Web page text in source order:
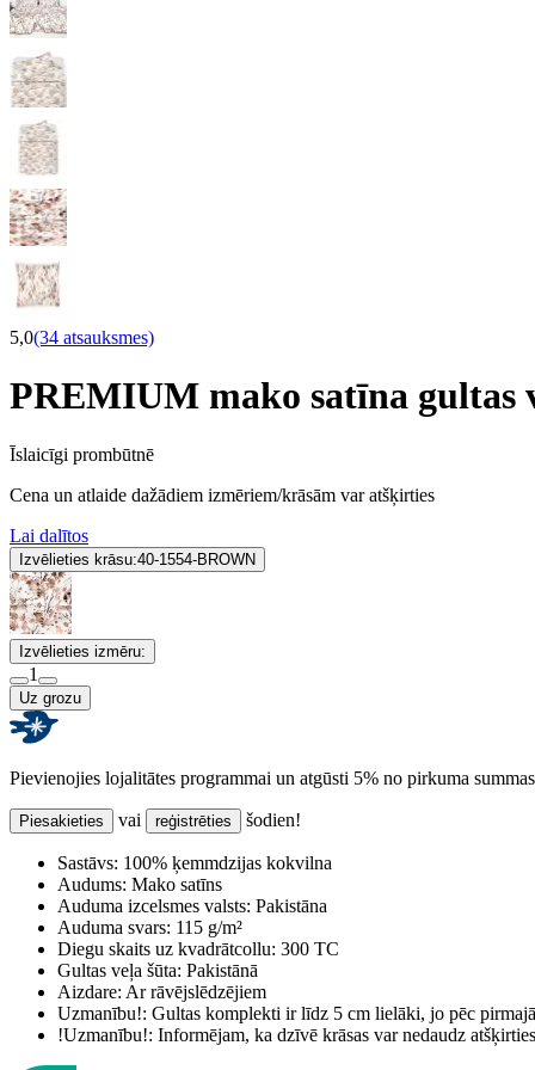
5,0(34 atsauksmes)
PREMIUM mako satīna gultas
Īslaicīgi prombūtnē
Cena un atlaide dažādiem izmēriem/krāsām var atšķirties
Lai dalītos
Izvēlieties krāsu:40-1554-BROWN
Izvēlieties izmēru:
1
Uz grozu
Pievienojies lojalitātes programmai un atgūsti 5% no pirkuma
Piesakieties vai reģistrēties šodien!
Sastāvs: 100% ķemmdzijas kokvilna
Audums: Mako satīns
Auduma izcelsmes valsts: Pakistāna
Auduma svars: 115 g/m²
Diegu skaits uz kvadrātcollu: 300 TC
Gultas veļa šūta: Pakistānā
Aizdare: Ar rāvējslēdzējiem
Uzmanību!: Gultas komplekti ir līdz 5 cm lielāki, jo pēc
!Uzmanību!: Informējam, ka dzīvē krāsas var nedaudz